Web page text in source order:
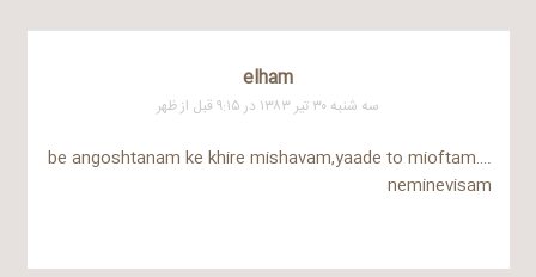
elham
سه شنبه ۳۰ تیر ۱۳۸۳ در ۹:۱۵ قبل از ظهر
be angoshtanam ke khire mishavam,yaade to mioftam….
neminevisam